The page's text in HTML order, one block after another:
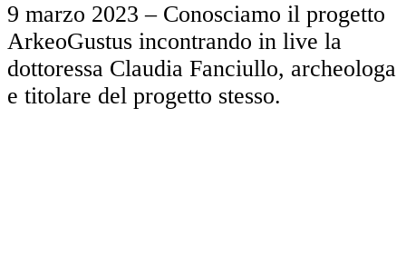
9 marzo 2023 – Conosciamo il progetto
ArkeoGustus incontrando in live la
dottoressa Claudia Fanciullo, archeologa
e titolare del progetto stesso.